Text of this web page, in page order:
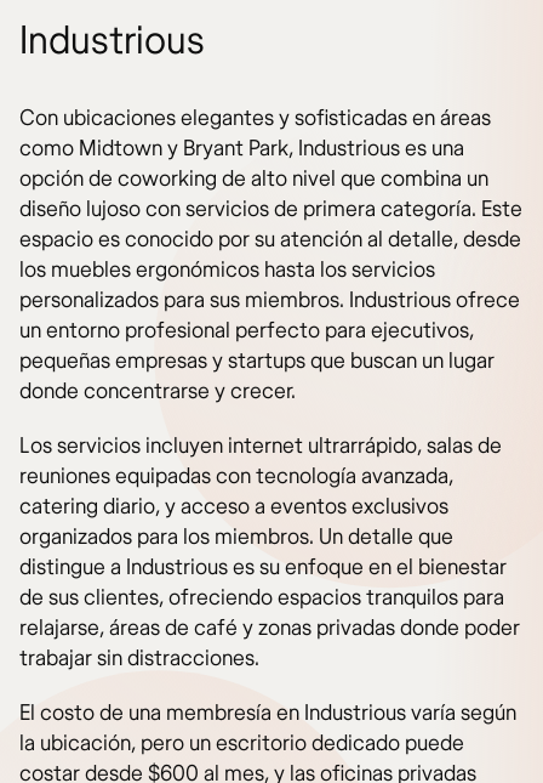
Industrious
Con ubicaciones elegantes y sofisticadas en áreas
como Midtown y Bryant Park, Industrious es una
opción de coworking de alto nivel que combina un
diseño lujoso con servicios de primera categoría. Este
espacio es conocido por su atención al detalle, desde
los muebles ergonómicos hasta los servicios
personalizados para sus miembros. Industrious ofrece
un entorno profesional perfecto para ejecutivos,
pequeñas empresas y startups que buscan un lugar
donde concentrarse y crecer.
Los servicios incluyen internet ultrarrápido, salas de
reuniones equipadas con tecnología avanzada,
catering diario, y acceso a eventos exclusivos
organizados para los miembros. Un detalle que
distingue a Industrious es su enfoque en el bienestar
de sus clientes, ofreciendo espacios tranquilos para
relajarse, áreas de café y zonas privadas donde poder
trabajar sin distracciones.
El costo de una membresía en Industrious varía según
la ubicación, pero un escritorio dedicado puede
costar desde $600 al mes, y las oficinas privadas